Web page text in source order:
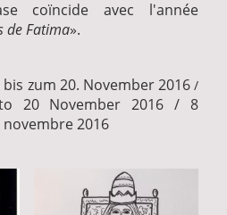
coïncide avec l'année
de Fatima».
zum 20. November 2016/
20 November 2016 / 8
2016